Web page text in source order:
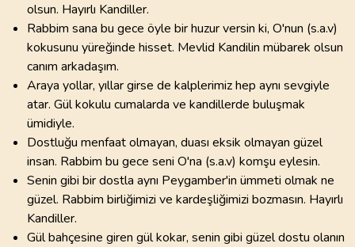
olsun. Hayırlı Kandiller.
Rabbim sana bu gece öyle bir huzur versin ki, O'nun (s.a.v)
kokusunu yüreğinde hisset. Mevlid Kandilin mübarek olsun
canım arkadaşım.
Araya yollar, yıllar girse de kalplerimiz hep aynı sevgiyle
atar. Gül kokulu cumalarda ve kandillerde buluşmak
ümidiyle.
Dostluğu menfaat olmayan, duası eksik olmayan güzel
insan. Rabbim bu gece seni O'na (s.a.v) komşu eylesin.
Senin gibi bir dostla aynı Peygamber'in ümmeti olmak ne
güzel. Rabbim birliğimizi ve kardeşliğimizi bozmasın. Hayırlı
Kandiller.
Gül bahçesine giren gül kokar, senin gibi güzel dostu olanın